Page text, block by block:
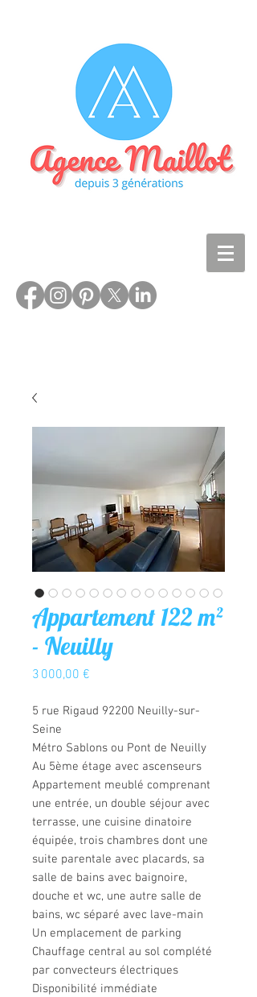
Appartement 122 m²
- Neuilly
3 000,00 €
5 rue Rigaud 92200 Neuilly-sur-
Seine
Métro Sablons ou Pont de Neuilly
Au 5ème étage avec ascenseurs
Appartement meublé comprenant
une entrée, un double séjour avec
terrasse, une cuisine dinatoire
équipée, trois chambres dont une
suite parentale avec placards, sa
salle de bains avec baignoire,
douche et wc, une autre salle de
bains, wc séparé avec lave-main
Un emplacement de parking
Chauffage central au sol complété
par convecteurs électriques
Disponibilité immédiate